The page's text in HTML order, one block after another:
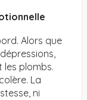
Alors que
les plombs.
La
ni